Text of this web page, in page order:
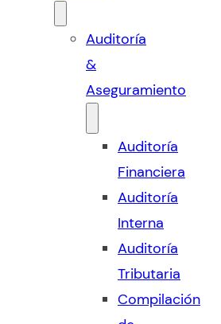
Auditoría
&
Aseguramiento
Auditoría
Financiera
Auditoría
Interna
Auditoría
Tributaria
Compilación